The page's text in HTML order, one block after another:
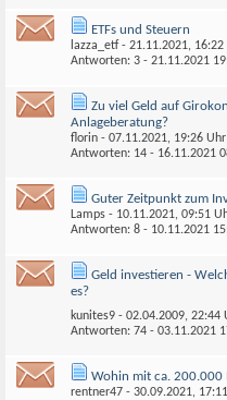
ETFs und Steuern
lazza_etf- 21.11.2021, 16:22
Antworten: 3 - 21.11.2021
Zu viel Geld auf
Anlageberatung?
florin - 07.11.2021, 19:26 Uhr
Antworten: 14 - 16.11.2021
Guter Zeitpunkt zum
Lamps - 10.11.2021, 09:51
Antworten: 8 - 10.11.2021
Geld investieren -
es?
kunites9 - 02.04.2009, 22:44
Antworten: 74 - 03.11.2021
Wohin mit ca. 200.000
rentner47 - 30.09.2021,